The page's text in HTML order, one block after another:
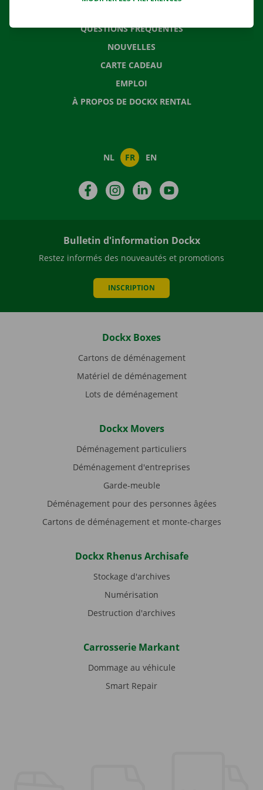
QUESTIONS FRÉQUENTES
NOUVELLES
CARTE CADEAU
EMPLOI
À PROPOS DE DOCKX RENTAL
NL FR EN
FacebookInstagramLinkedIn
Bulletin d'information Dockx
Restez informés des nouveautés et promotions
INSCRIPTION
Dockx Boxes
Cartons de déménagement
Matériel de déménagement
Lots de déménagement
Dockx Movers
Déménagement particuliers
Déménagement d'entreprises
Garde-meuble
Déménagement pour des personnes âgées
Cartons de déménagement et monte-charges
Dockx Rhenus Archisafe
Stockage d'archives
Numérisation
Destruction d'archives
Carrosserie Markant
Dommage au véhicule
Smart Repair